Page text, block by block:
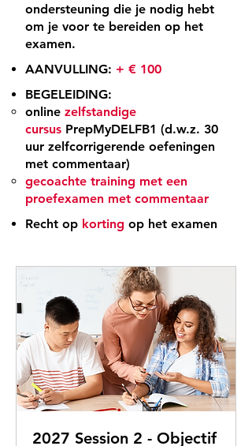
ondersteuning die je nodig hebt
om je voor te bereiden op het
examen.
AANVULLING: + € 100
BEGELEIDING:
online zelfstandige
cursus PrepMyDELFB1 (d.w.z. 30
uur zelfcorrigerende oefeningen
met commentaar)
gecoachte training met een
proefexamen met commentaar
Recht op korting op het examen
2027 Session 2 - Objectif